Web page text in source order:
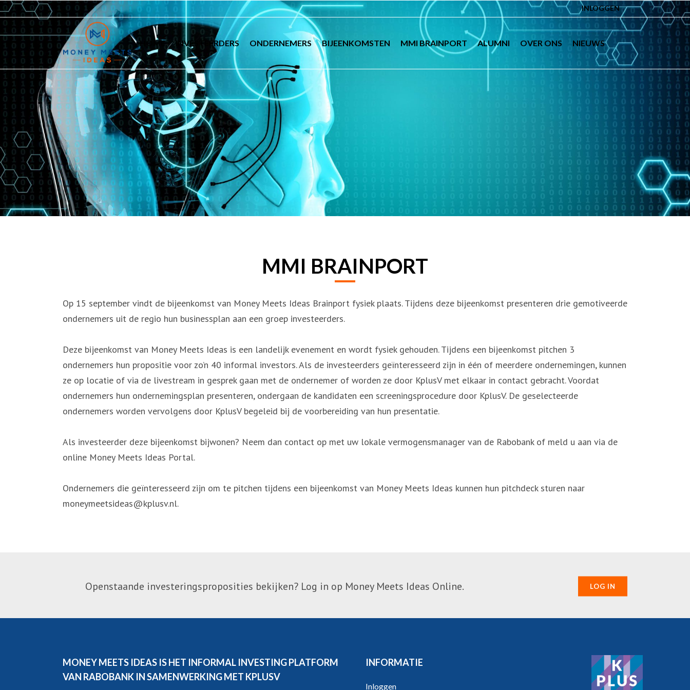
INLOGGEN
HOME INVESTEERDERS ONDERNEMERS BIJEENKOMSTEN MMI BRAINPORT ALUMNI OVER ONS NIEUWS
MMI BRAINPORT
Op 15 september vindt de bijeenkomst van Money Meets Ideas Brainport fysiek plaats. Tijdens deze bijeenkomst presenteren drie gemotiveerde
ondernemers uit de regio hun businessplan aan een groep investeerders.
Deze bijeenkomst van Money Meets Ideas is een landelijk evenement en wordt fysiek gehouden. Tijdens een bijeenkomst pitchen 3
ondernemers hun propositie voor zo’n 40 informal investors. Als de investeerders geïnteresseerd zijn in één of meerdere ondernemingen, kunnen
ze op locatie of via de livestream in gesprek gaan met de ondernemer of worden ze door KplusV met elkaar in contact gebracht. Voordat
ondernemers hun ondernemingsplan presenteren, ondergaan de kandidaten een screeningsprocedure door KplusV. De geselecteerde
ondernemers worden vervolgens door KplusV begeleid bij de voorbereiding van hun presentatie.
Als investeerder deze bijeenkomst bijwonen? Neem dan contact op met uw lokale vermogensmanager van de Rabobank of meld u aan via de
online Money Meets Ideas Portal.
Ondernemers die geïnteresseerd zijn om te pitchen tijdens een bijeenkomst van Money Meets Ideas kunnen hun pitchdeck sturen naar
moneymeetsideas@kplusv.nl.
Openstaande investeringsproposities bekijken? Log in op Money Meets Ideas Online. LOG IN
MONEY MEETS IDEAS IS HET INFORMAL INVESTING PLATFORM
VAN RABOBANK IN SAMENWERKING MET KPLUSV
INFORMATIE
Inloggen